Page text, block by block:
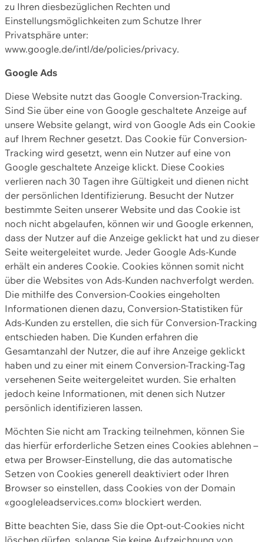
zu Ihren diesbezüglichen Rechten und
Einstellungsmöglichkeiten zum Schutze Ihrer
Privatsphäre unter:
www.google.de/intl/de/policies/privacy.
Google Ads
Diese Website nutzt das Google Conversion-Tracking.
Sind Sie über eine von Google geschaltete Anzeige auf
unsere Website gelangt, wird von Google Ads ein Cookie
auf Ihrem Rechner gesetzt. Das Cookie für Conversion-
Tracking wird gesetzt, wenn ein Nutzer auf eine von
Google geschaltete Anzeige klickt. Diese Cookies
verlieren nach 30 Tagen ihre Gültigkeit und dienen nicht
der persönlichen Identifizierung. Besucht der Nutzer
bestimmte Seiten unserer Website und das Cookie ist
noch nicht abgelaufen, können wir und Google erkennen,
dass der Nutzer auf die Anzeige geklickt hat und zu dieser
Seite weitergeleitet wurde. Jeder Google Ads-Kunde
erhält ein anderes Cookie. Cookies können somit nicht
über die Websites von Ads-Kunden nachverfolgt werden.
Die mithilfe des Conversion-Cookies eingeholten
Informationen dienen dazu, Conversion-Statistiken für
Ads-Kunden zu erstellen, die sich für Conversion-Tracking
entschieden haben. Die Kunden erfahren die
Gesamtanzahl der Nutzer, die auf ihre Anzeige geklickt
haben und zu einer mit einem Conversion-Tracking-Tag
versehenen Seite weitergeleitet wurden. Sie erhalten
jedoch keine Informationen, mit denen sich Nutzer
persönlich identifizieren lassen.
Möchten Sie nicht am Tracking teilnehmen, können Sie
das hierfür erforderliche Setzen eines Cookies ablehnen –
etwa per Browser-Einstellung, die das automatische
Setzen von Cookies generell deaktiviert oder Ihren
Browser so einstellen, dass Cookies von der Domain
«googleleadservices.com» blockiert werden.
Bitte beachten Sie, dass Sie die Opt-out-Cookies nicht